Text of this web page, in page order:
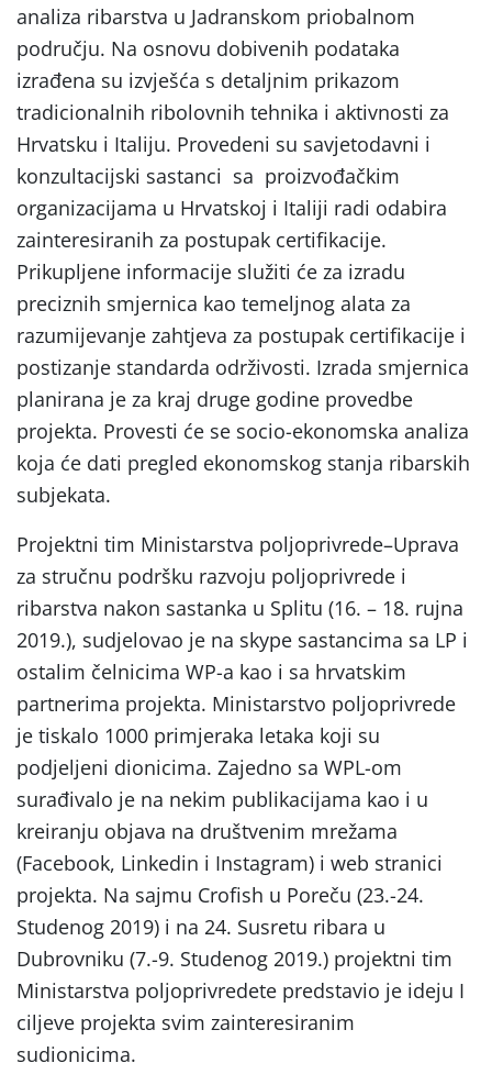
analiza ribarstva u Jadranskom priobalnom
području. Na osnovu dobivenih podataka
izrađena su izvješća s detaljnim prikazom
tradicionalnih ribolovnih tehnika i aktivnosti za
Hrvatsku i Italiju. Provedeni su savjetodavni i
konzultacijski sastanci sa proizvođačkim
organizacijama u Hrvatskoj i Italiji radi odabira
zainteresiranih za postupak certifikacije.
Prikupljene informacije služiti će za izradu
preciznih smjernica kao temeljnog alata za
razumijevanje zahtjeva za postupak certifikacije i
postizanje standarda održivosti. Izrada smjernica
planirana je za kraj druge godine provedbe
projekta. Provesti će se socio-ekonomska analiza
koja će dati pregled ekonomskog stanja ribarskih
subjekata.
Projektni tim Ministarstva poljoprivrede–Uprava
za stručnu podršku razvoju poljoprivrede i
ribarstva nakon sastanka u Splitu (16. – 18. rujna
2019.), sudjelovao je na skype sastancima sa LP i
ostalim čelnicima WP-a kao i sa hrvatskim
partnerima projekta. Ministarstvo poljoprivrede
je tiskalo 1000 primjeraka letaka koji su
podjeljeni dionicima. Zajedno sa WPL-om
surađivalo je na nekim publikacijama kao i u
kreiranju objava na društvenim mrežama
(Facebook, Linkedin i Instagram) i web stranici
projekta. Na sajmu Crofish u Poreču (23.-24.
Studenog 2019) i na 24. Susretu ribara u
Dubrovniku (7.-9. Studenog 2019.) projektni tim
Ministarstva poljoprivredete predstavio je ideju I
ciljeve projekta svim zainteresiranim
sudionicima.